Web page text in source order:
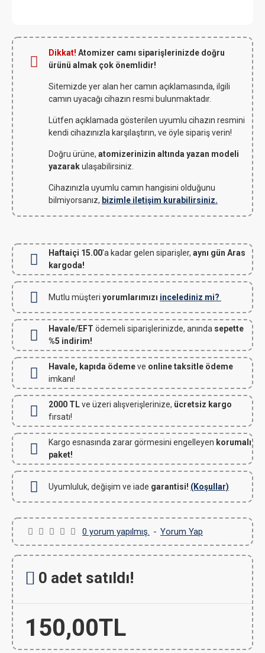
Dikkat! Atomizer camı siparişlerinizde doğru
ürünü almak çok önemlidir!
Sitemizde yer alan her camın açıklamasında, ilgili
camın uyacağı cihazın resmi bulunmaktadır.
Lütfen açıklamada gösterilen uyumlu cihazın resmini
kendi cihazınızla karşılaştırın, ve öyle sipariş verin!
Doğru ürüne, atomizerinizin altında yazan modeli
yazarakulaşabilirsiniz.
Cihazınızla uyumlu camın hangisini olduğunu
bilmiyorsanız, bizimle iletişim kurabilirsiniz.
Haftaiçi 15.00'a kadar gelen siparişler, aynı gün Aras
kargoda!
Mutlu müşteri yorumlarımızı incelediniz mi?
Havale/EFT ödemeli siparişlerinizde, anında sepette
%5 indirim!
Havale, kapıda ödemeve online taksitle ödeme
imkanı!
2000 TLve üzeri alışverişlerinize, ücretsiz kargo
fırsatı!
Kargo esnasında zarar görmesini engelleyen korumalı
paket!
Uyumluluk, değişim ve iade garantisi! (Koşullar)
0 yorum yapılmış. - Yorum Yap
150,00TL
0 adet satıldı!